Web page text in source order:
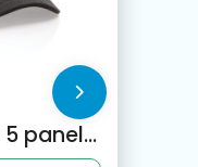
Impact AWARE™ 5 panel 280gr recycled katoenen cap